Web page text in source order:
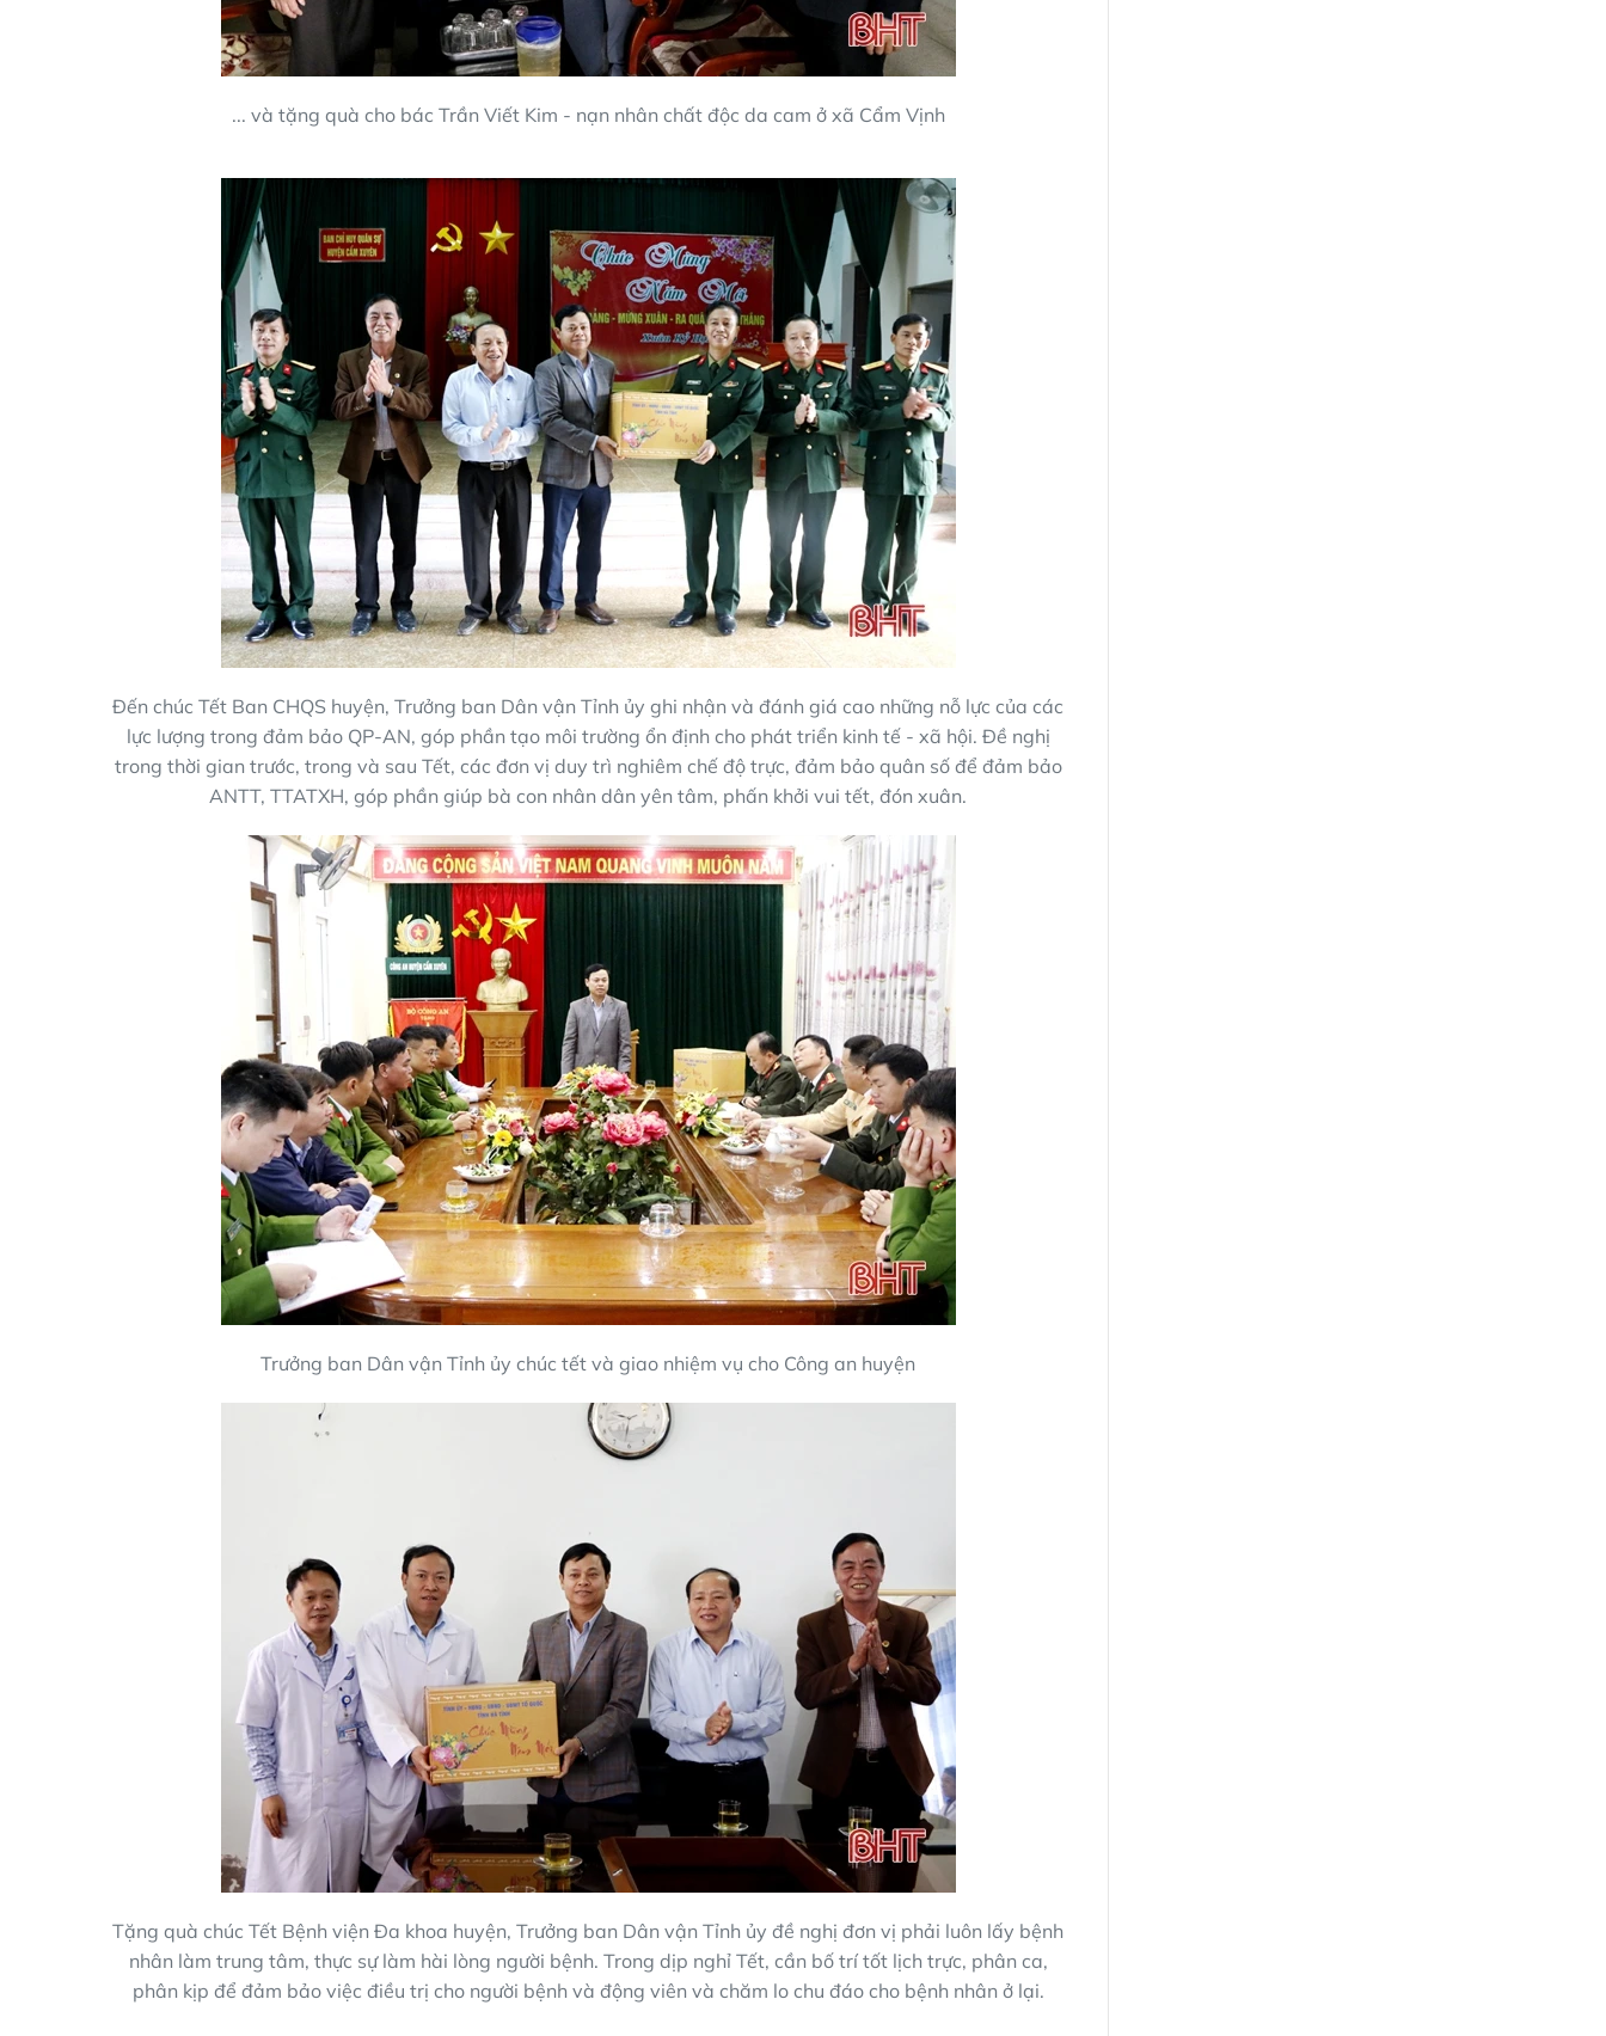
... và tặng quà cho bác Trần Viết Kim - nạn nhân chất độc da cam ở xã Cẩm Vịnh
Đến chúc Tết Ban CHQS huyện, Trưởng ban Dân vận Tỉnh ủy ghi nhận và đánh giá cao những nỗ lực của các
lực lượng trong đảm bảo QP-AN, góp phần tạo môi trường ổn định cho phát triển kinh tế - xã hội. Đề nghị
trong thời gian trước, trong và sau Tết, các đơn vị duy trì nghiêm chế độ trực, đảm bảo quân số để đảm bảo
ANTT, TTATXH, góp phần giúp bà con nhân dân yên tâm, phấn khởi vui tết, đón xuân.
Trưởng ban Dân vận Tỉnh ủy chúc tết và giao nhiệm vụ cho Công an huyện
Tặng quà chúc Tết Bệnh viện Đa khoa huyện, Trưởng ban Dân vận Tỉnh ủy đề nghị đơn vị phải luôn lấy bệnh
nhân làm trung tâm, thực sự làm hài lòng người bệnh. Trong dịp nghỉ Tết, cần bố trí tốt lịch trực, phân ca,
phân kịp để đảm bảo việc điều trị cho người bệnh và động viên và chăm lo chu đáo cho bệnh nhân ở lại.